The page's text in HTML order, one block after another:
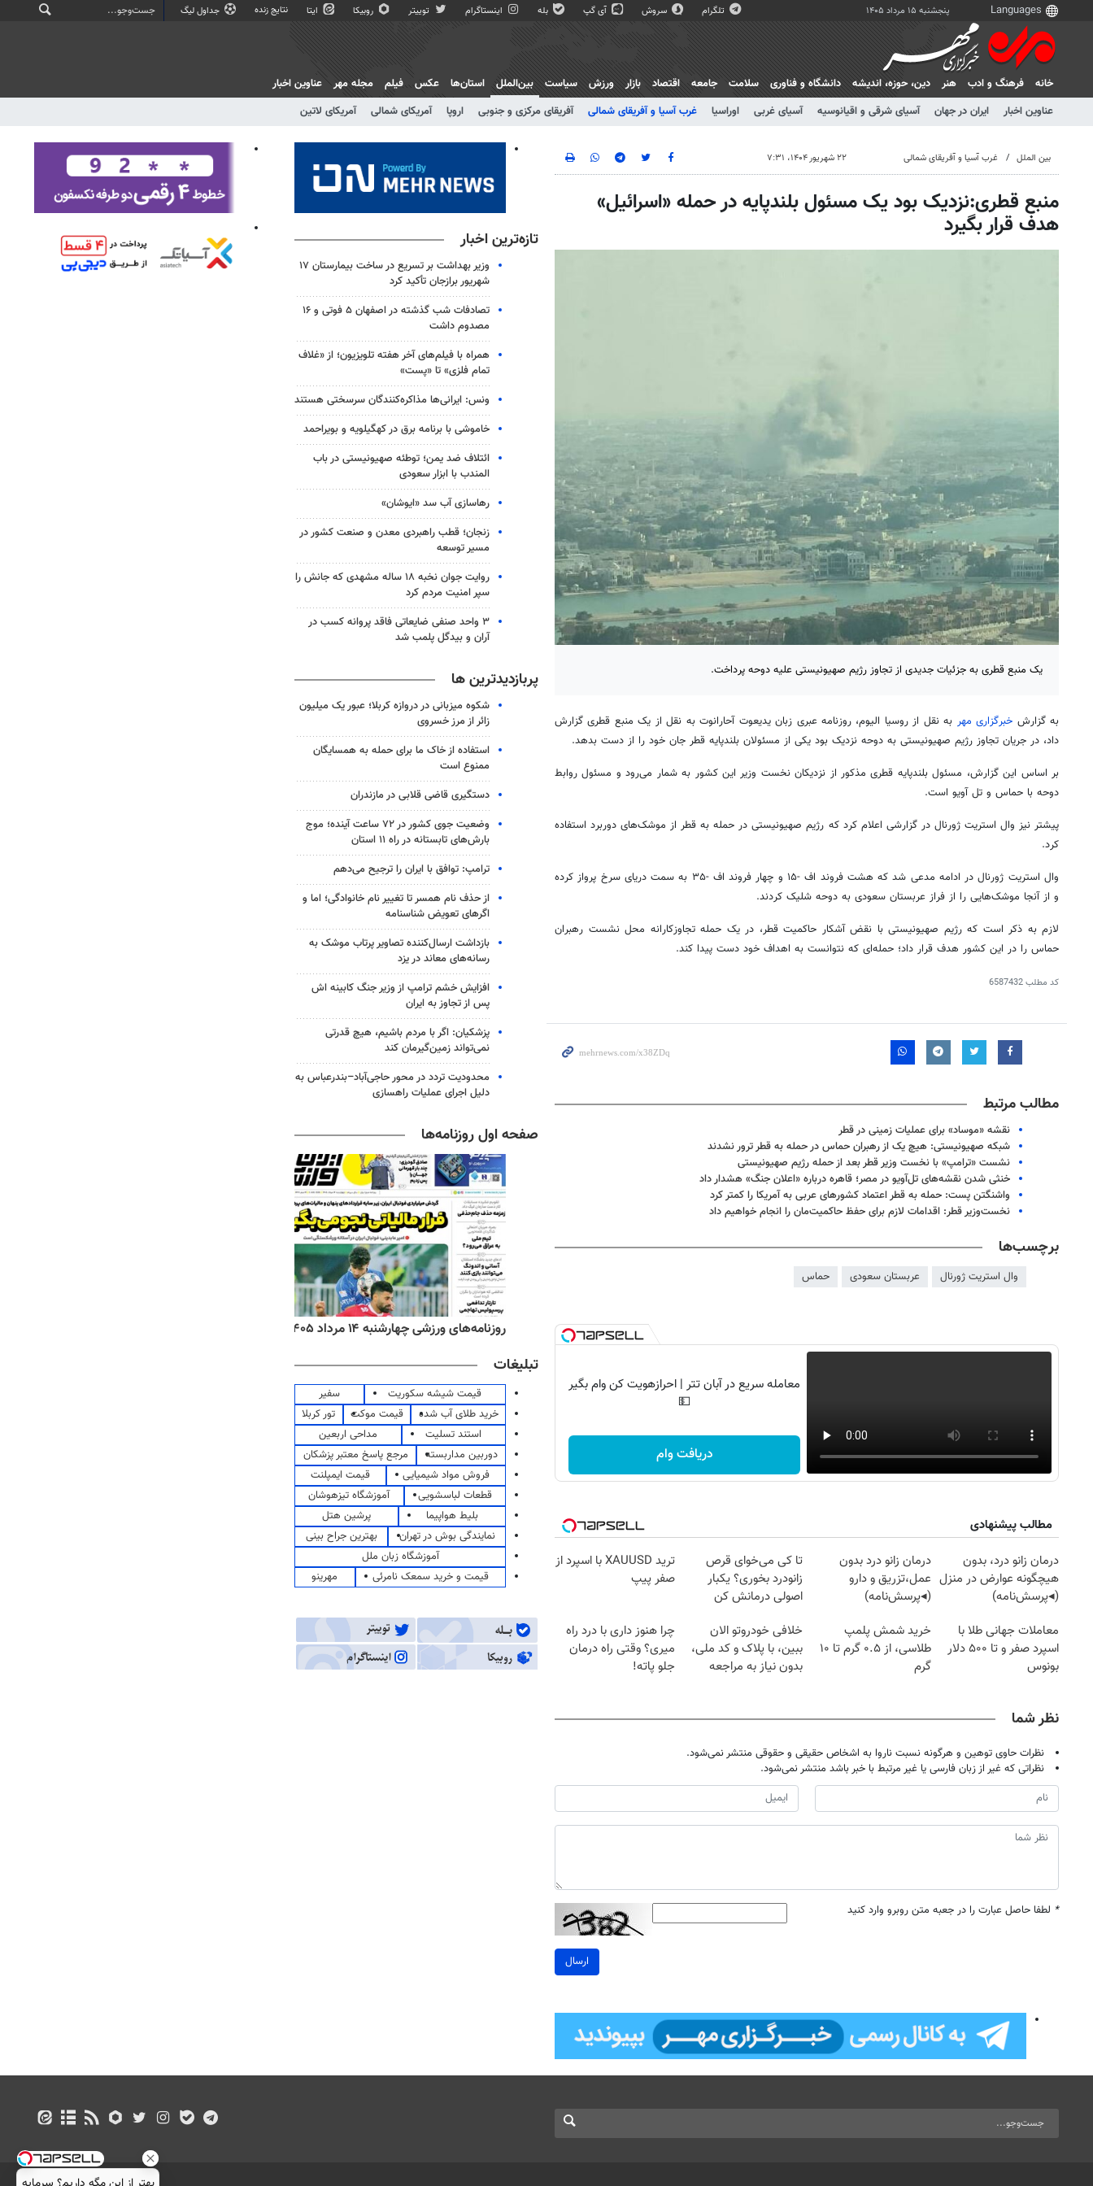
پنجشنبه ۱۵ مرداد ۱۴۰۵ تلگرام سروش آی گپ بله اینستاگرام توییتر روبیکا ایتا نتایج زنده جداول لیگ
خانه فرهنگ و ادب هنر دين، حوزه، انديشه دانشگاه و فناوری سلامت جامعه اقتصاد بازار ورزش سیاست
بین‌الملل
عناوین اخبار
ایران در جهان آسیای شرقی و اقیانوسیه آسیای غربی اوراسیا غرب آسیا و آفریقای شمالی آفریقای مرکزی و جنوبی اروپا آمریکای شمالی آمریکای لاتین
استان‌ها عکس فیلم مجله مهر عناوین اخبار
بین الملل غرب آسیا و آفریقای شمالی ۲۲ شهریور ۱۴۰۴، ۷:۳۱
منبع قطری:نزدیک بود یک مسئول بلندپایه در حمله «اسرائیل»
هدف قرار بگیرد
یک منبع قطری به جزئیات جدیدی از تجاوز رژیم صهیونیستی علیه دوحه پرداخت.
به گزارش خبرگزاری مهر به نقل از روسیا الیوم، روزنامه عبری زبان یدیعوت آحارانوت به نقل از یک منبع قطری گزارش
داد، در جریان تجاوز رژیم صهیونیستی به دوحه نزدیک بود یکی از مسئولان بلندپایه قطر جان خود را از دست بدهد.
بر اساس این گزارش، مسئول بلندپایه قطری مذکور از نزدیکان نخست وزیر این کشور به شمار می‌رود و مسئول روابط
دوحه با حماس و تل آویو است.
پیشتر نیز وال استریت ژورنال در گزارشی اعلام کرد که رژیم صهیونیستی در حمله به قطر از موشک‌های دوربرد استفاده
کرد.
وال استریت ژورنال در ادامه مدعی شد که هشت فروند اف -۱۵ و چهار فروند اف -۳۵ به سمت دریای سرخ پرواز کرده
و از آنجا موشک‌هایی را از فراز عربستان سعودی به دوحه شلیک کردند.
لازم به ذکر است که رژیم صهیونیستی با نقض آشکار حاکمیت قطر، در یک حمله تجاوزکارانه محل نشست رهبران
حماس را در این کشور هدف قرار داد؛ حمله‌ای که نتوانست به اهداف خود دست پیدا کند.
کد مطلب6587432
مطالب مرتبط
نقشه «موساد» برای عملیات زمینی در قطر
شبکه صهیونیستی: هیچ‌ یک از رهبران حماس در حمله به قطر ترور نشدند
نشست «ترامپ» با نخست وزیر قطر بعد از حمله رژیم صهیونیستی
خنثی شدن نقشه‌های تل‌آویو در مصر؛ قاهره درباره «اعلان جنگ» هشدار داد
واشنگتن پست: حمله به قطر اعتماد کشورهای عربی به آمریکا را کمتر کرد
نخست‌وزیر قطر: اقدامات لازم برای حفظ حاکمیت‌مان را انجام خواهیم داد
برچسب‌ها
وال استریت ژورنال عربستان سعودی حماس
معامله سریع در آبان تتر | احرازهویت کن وام بگیر
💵
دریافت وام
مطالب پیشنهادی
درمان زانو درد، بدون
هیچگونه عوارض در منزل
(◂پرسش‌نامه)
درمان زانو درد بدون
عمل،تزریق و دارو
(◂پرسش‌نامه)
تا کی می‌خوای قرص
زانودرد بخوری؟ یکبار
اصولی درمانش کن
ترید XAUUSD با اسپرد از
صفر پیپ
معاملات جهانی طلا با
اسپرد صفر و تا ۵۰۰ دلار
بونوس
خرید شمش پلمپ
طلاسی، از ۰.۵ گرم تا ۱۰
گرم
خلافی خودروتو الان
ببین، با پلاک و کد ملی،
بدون نیاز به مراجعه
چرا هنوز داری با درد راه
میری؟ وقتی راه درمان
جلو پاته!
نظر شما
نظرات حاوی توهین و هرگونه نسبت ناروا به اشخاص حقیقی و حقوقی منتشر نمی‌شود.
نظراتی که غیر از زبان فارسی یا غیر مرتبط با خبر باشد منتشر نمی‌شود.
* لطفا حاصل عبارت را در جعبه متن روبرو وارد کنید
ارسال
تازه‌ترین اخبار
وزیر بهداشت بر تسریع در ساخت بیمارستان ۱۷
شهریور برازجان تأکید کرد
تصادفات شب گذشته در اصفهان ۵ فوتی و ۱۶
مصدوم داشت
همراه با فیلم‌های آخر هفته تلویزیون؛ از «غلاف
تمام فلزی» تا «پست»
ونس: ایرانی‌ها مذاکره‌کنندگان سرسختی هستند
خاموشی با برنامه برق در کهگیلویه و بویراحمد
ائتلاف ضد یمن؛ توطئه صهیونیستی در باب
المندب با ابزار سعودی
رهاسازی آب سد «ایوشان»
زنجان؛ قطب راهبردی معدن و صنعت کشور در
مسیر توسعه
روایت جوان نخبه ۱۸ ساله مشهدی که جانش را
سپر امنیت مردم کرد
۳ واحد صنفی ضایعاتی فاقد پروانه کسب در
آران و بیدگل پلمب شد
پربازدیدترین ها
شکوه میزبانی در دروازه کربلا؛ عبور یک میلیون
زائر از مرز خسروی
استفاده از خاک ما برای حمله به همسایگان
ممنوع است
دستگیری قاضی قلابی در مازندران
وضعیت جوی کشور در ۷۲ ساعت آینده؛ موج
بارش‌های تابستانه در راه ۱۱ استان
ترامپ: توافق با ایران را ترجیح می‌دهم
از حذف نام همسر تا تغییر نام خانوادگی؛ اما و
اگرهای تعویض شناسنامه
بازداشت ارسال‌کننده تصاویر پرتاب موشک به
رسانه‌های معاند در یزد
افزایش خشم ترامپ از وزیر جنگ کابینه اش
پس از تجاوز به ایران
پزشکیان: اگر با مردم باشیم، هیچ قدرتی
نمی‌تواند زمین‌گیرمان کند
محدودیت تردد در محور حاجی‌آباد–بندرعباس به
دلیل اجرای عملیات راهسازی
صفحه اول روزنامه‌ها
روزنامه‌های اقتصادی چهارشنبه ۱۴ مرداد ۱۴۰۵ روزنامه‌های ورزشی چهارشنبه ۱۴ مرداد ۱۴۰۵
تبلیغات
قیمت شیشه سکوریت
سفیر
خرید طلای آب شده
قیمت موکت
تور کربلا
استند تسلیت
مداحی اربعین
دوربین مداربسته
مرجع پاسخ معتبر پزشکان
فروش مواد شیمیایی
قیمت ایمپلنت
قطعات لباسشویی
آموزشگاه تیزهوشان
بلیط هواپیما
پرشین هتل
نمایندگی بوش در تهران
بهترین جراح بینی
آموزشگاه زبان ملل
قیمت و خرید سمعک نامرئی
مهرینو